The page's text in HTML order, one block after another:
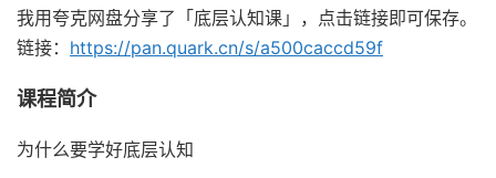
我用夸克网盘分享了「底层认知课」，点击链接即可保存。
链接： https://pan.quark.cn/s/a500caccd59f
课程简介
为什么要学好底层认知